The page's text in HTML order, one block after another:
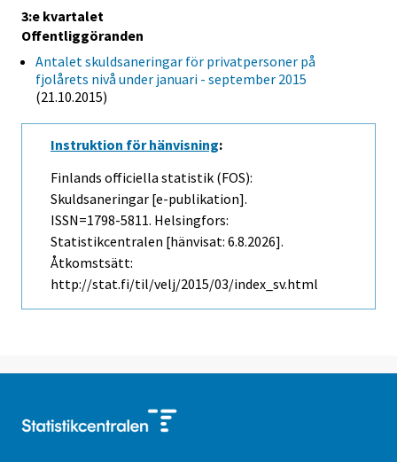
3:e kvartalet
Offentliggöranden
Antalet skuldsaneringar för privatpersoner på
fjolårets nivå under januari - september 2015
(21.10.2015)
Instruktion för hänvisning:
Finlands officiella statistik (FOS):
Skuldsaneringar [e-publikation].
ISSN=1798-5811. Helsingfors:
Statistikcentralen [hänvisat: 6.8.2026].
Åtkomstsätt:
http://stat.fi/til/velj/2015/03/index_sv.html